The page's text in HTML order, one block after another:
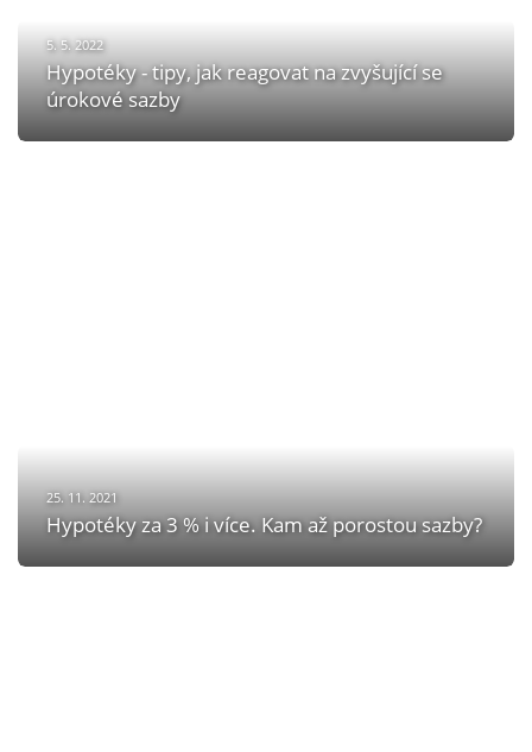
5. 5. 2022
Hypotéky - tipy, jak reagovat na zvyšující se
úrokové sazby
25. 11. 2021
Hypotéky za 3 % i více. Kam až porostou sazby?